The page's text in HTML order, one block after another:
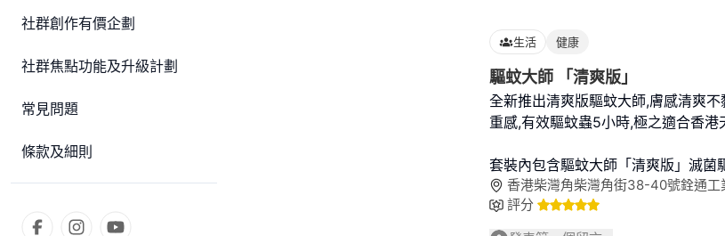
社群創作有價企劃
社群焦點功能及升級計劃
常見問題
條款及細則
生活 健康
驅蚊大師 「清爽版」
全新推出清爽版驅蚊大師,膚感清爽
重感,有效驅蚊蟲5小時,極之適合香港
套裝內包含驅蚊大師「清爽版」滅菌
香港柴灣角柴灣角街38-40號銓通工
評分